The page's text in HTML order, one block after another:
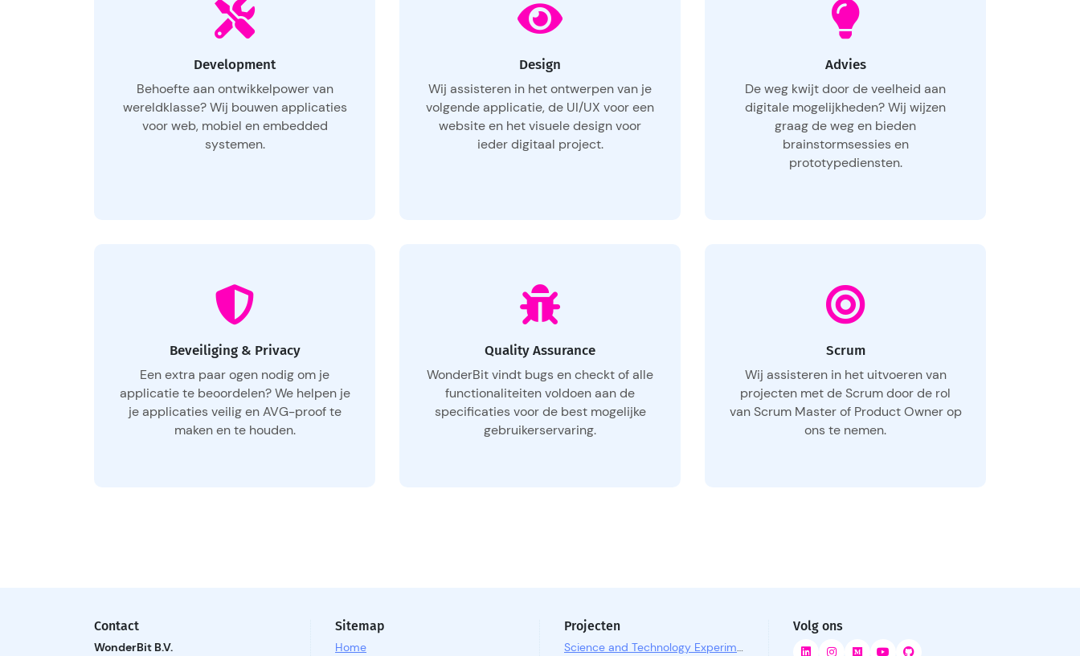
Development
Behoefte aan ontwikkelpower van
wereldklasse? Wij bouwen applicaties
voor web, mobiel en embedded
systemen.
Design
Wij assisteren in het ontwerpen van je
volgende applicatie, de UI/UX voor een
website en het visuele design voor
ieder digitaal project.
Advies
De weg kwijt door de veelheid aan
digitale mogelijkheden? Wij wijzen
graag de weg en bieden
brainstormsessies en
prototypediensten.
Beveiliging & Privacy
Een extra paar ogen nodig om je
applicatie te beoordelen? We helpen je
je applicaties veilig en AVG-proof te
maken en te houden.
Quality Assurance
WonderBit vindt bugs en checkt of alle
functionaliteiten voldoen aan de
specificaties voor de best mogelijke
gebruikerservaring.
Scrum
Wij assisteren in het uitvoeren van
projecten met de Scrum door de rol
van Scrum Master of Product Owner op
ons te nemen.
Contact
WonderBit B.V.
Sitemap
Home
Projecten
Science and Technology Experimentation Environment
Volg ons